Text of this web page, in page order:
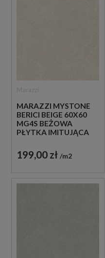
MARAZZI MYSTONE
BERICI BEIGE 60X60
MG4S BEŻOWA
PŁYTKA IMITUJĄCA
199,00 zł m2